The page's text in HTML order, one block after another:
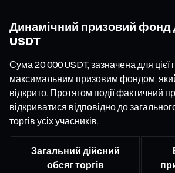
Динамічний призовий фонд
USDT
Сума 20 000 USDT, зазначена для цієї
максимальним призовим фондом,
відкрито. Протягом події фактичний
відкриватися відповідно до
торгів усіх учасників.
Загальний дійсний
обсяг торгів